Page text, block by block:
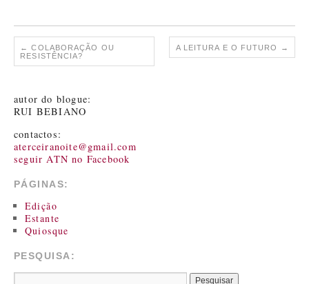
← COLABORAÇÃO OU
RESISTÊNCIA?
A LEITURA E O FUTURO →
autor do blogue:
RUI BEBIANO
contactos:
aterceiranoite@gmail.com
seguir ATN no Facebook
PÁGINAS:
Edição
Estante
Quiosque
PESQUISA: